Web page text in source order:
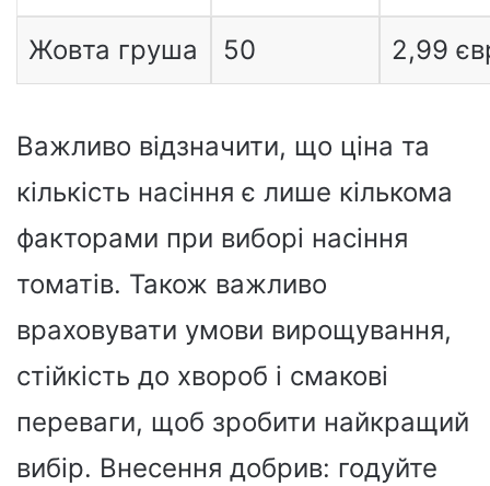
Жовта груша 50 2,99
Важливо відзначити, що ціна та
кількість насіння є лише кількома
факторами при виборі насіння
томатів. Також важливо
враховувати умови вирощування,
стійкість до хвороб і смакові
переваги, щоб зробити найкращий
вибір. Внесення добрив: годуйте